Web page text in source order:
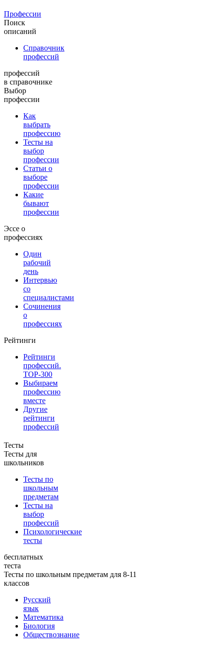
Профессии
Поиск
описаний
Справочник
профессий
профессий
в справочнике
Выбор
профессии
Как
выбрать
профессию
Тесты на
выбор
профессии
Статьи о
выборе
профессии
Какие
бывают
профессии
Эссе о
профессиях
Один
рабочий
день
Интервью
со
специалистами
Сочинения
о
профессиях
Рейтинги
Рейтинги
профессий.
TOP-300
Выбираем
профессию
вместе
Другие
рейтинги
профессий
Тесты
Тесты для
школьников
Тесты по
школьным
предметам
Тесты на
выбор
профессий
Психологические
тесты
бесплатных
теста
Тесты по школьным предметам для 8-11
классов
Русский
язык
Математика
Биология
Обществознание